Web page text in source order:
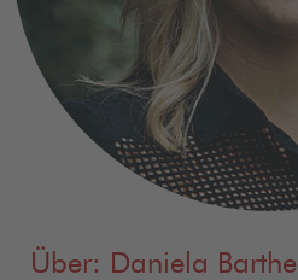
Über: Daniela Barthel